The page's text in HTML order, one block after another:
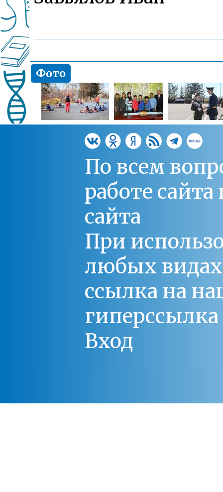
Фото
По всем
работе
сайта
При
любых
ссылка на
Вход